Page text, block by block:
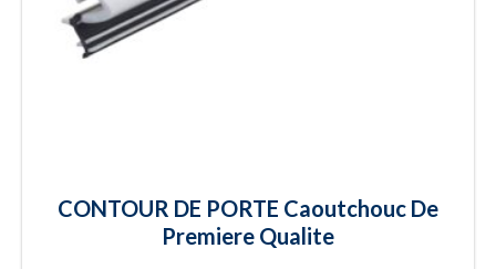
CONTOUR DE PORTE Caoutchouc De
Premiere Qualite